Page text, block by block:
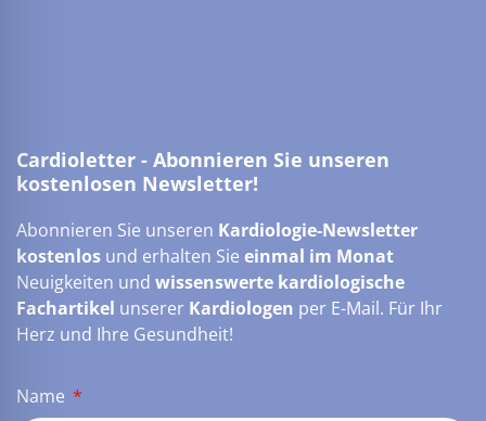
Cardioletter - Abonnieren Sie unseren
kostenlosen Newsletter!
Abonnieren Sie unseren Kardiologie-Newsletter
kostenlos und erhalten Sie einmal im Monat
Neuigkeiten und wissenswerte kardiologische
Fachartikel unserer Kardiologen per E-Mail. Für Ihr
Herz und Ihre Gesundheit!
Name